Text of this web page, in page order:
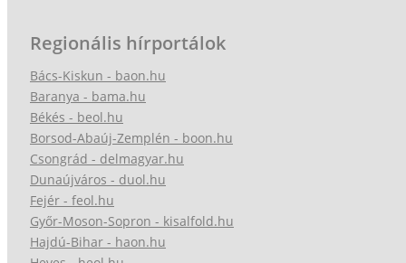
Regionális hírportálok
Bács-Kiskun - baon.hu
Baranya - bama.hu
Békés - beol.hu
Borsod-Abaúj-Zemplén - boon.hu
Csongrád - delmagyar.hu
Dunaújváros - duol.hu
Fejér - feol.hu
Győr-Moson-Sopron - kisalfold.hu
Hajdú-Bihar - haon.hu